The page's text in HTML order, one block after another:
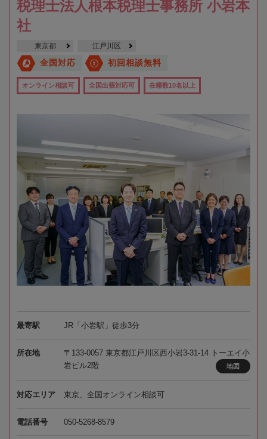
税理士法人根本税理士事務所 小岩本
社
東京都 江戸川区
全国対応 初回相談無料
オンライン相談可 全国出張対応可 在籍数10名以上
最寄駅 JR「小岩駅」徒歩3分
所在地
〒133-0057 東京都江戸川区西小岩3-31-14 トーエイ小
岩ビル2階
地図
対応エリア 東京、全国オンライン相談可
電話番号 050-5268-8579